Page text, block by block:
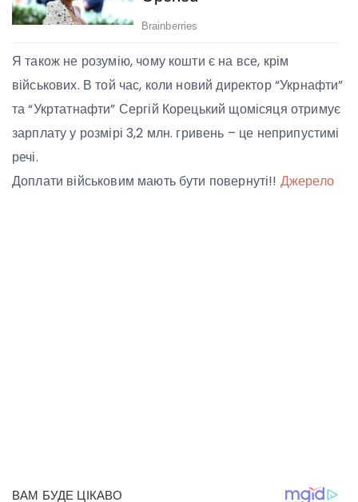
Я також не розумію, чому кошти є на все, крім
військових. В той час, коли новий директор “Укрнафти”
та “Укртатнафти” Сергій Корецький щомісяця отримує
зарплату у розмірі 3,2 млн. гривень – це неприпустимі
речі.
Доплати військовим мають бути повернуті!! Джерело